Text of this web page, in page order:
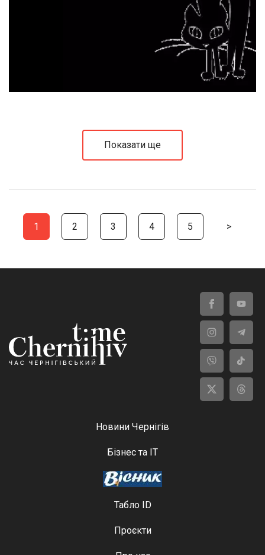
Показати ще
1 2 3 4 5 >
Новини Чернігів
Бізнес та ІТ
Табло ID
Проєкти